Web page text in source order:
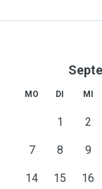
MO DI MI
1 2
7 8 9
14 15 16